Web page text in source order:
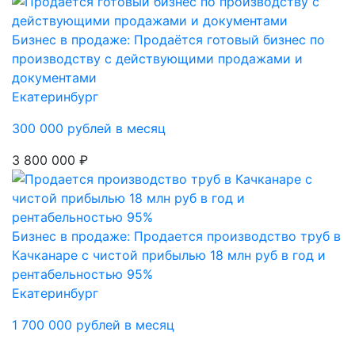
Бизнес в продаже: Продаётся готовый бизнес по
производству с действующими продажами и
документами
Екатеринбург
300 000 рублей в месяц
3 800 000 ₽
Бизнес в продаже: Продается производство труб в
Качканаре с чистой прибылью 18 млн руб в год и
рентабельностью 95%
Екатеринбург
1 700 000 рублей в месяц